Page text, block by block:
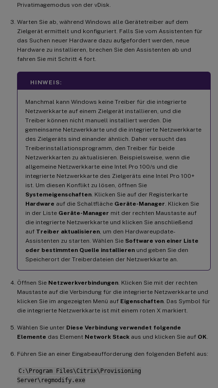
Privatimagemodus von der vDisk.
Warten Sie ab, während Windows alle Gerätetreiber auf dem
Zielgerät ermittelt und konfiguriert. Falls Sie vom Assistenten für
das Suchen neuer Hardware dazu aufgefordert werden, neue
Hardware zu installieren, brechen Sie den Assistenten ab und
fahren Sie mit Schritt 4 fort.
HINWEIS:
Manchmal kann Windows keine Treiber für die integrierte
Netzwerkkarte auf einem Zielgerät installieren, und die
Treiber können nicht manuell installiert werden. Die
gemeinsame Netzwerkkarte und die integrierte Netzwerkkarte
des Zielgeräts sind einander ähnlich. Daher versucht das
Treiberinstallationsprogramm, den Treiber für beide
Netzwerkkarten zu aktualisieren. Beispielsweise, wenn die
allgemeine Netzwerkkarte eine Intel Pro 100/s und die
integrierte Netzwerkkarte des Zielgeräts eine Intel Pro 100+
ist. Um diesen Konflikt zu lösen, öffnen Sie
Systemeigenschaften. Klicken Sie auf der Registerkarte
Hardware auf die Schaltfläche Geräte-Manager. Klicken Sie
in der Liste Geräte-Manager mit der rechten Maustaste auf
die integrierte Netzwerkkarte und klicken Sie anschließend
auf Treiber aktualisieren, um den Hardwareupdate-
Assistenten zu starten. Wählen Sie Software von einer Liste
oder bestimmten Quelle installieren und geben Sie den
Speicherort der Treiberdateien der Netzwerkkarte an.
Öffnen Sie Netzwerkverbindungen. Klicken Sie mit der rechten
Maustaste auf die Verbindung für die integrierte Netzwerkkarte und
klicken Sie im angezeigten Menü auf Eigenschaften. Das Symbol für
die integrierte Netzwerkkarte ist mit einem roten X markiert.
Wählen Sie unter Diese Verbindung verwendet folgende
Elemente das Element Network Stack aus und klicken Sie auf OK.
Führen Sie an einer Eingabeaufforderung den folgenden Befehl aus:
C:\Program Files\Citrix\Provisioning
Server\regmodify.exe